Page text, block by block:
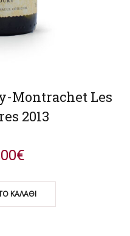
Montrachet Les
2013
ΚΑΛΆΘΙ
€